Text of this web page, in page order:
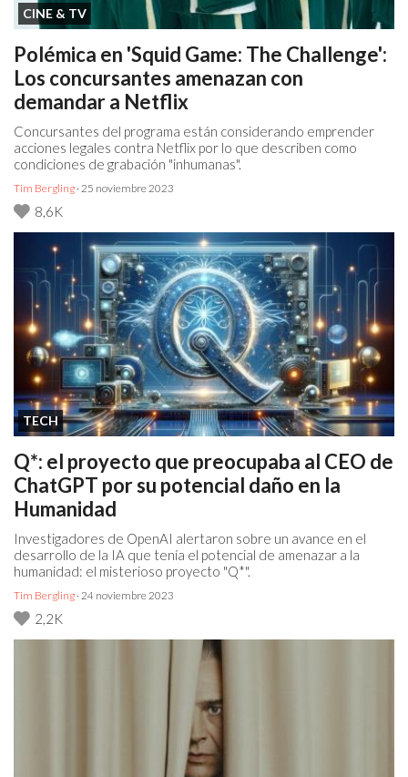
CINE & TV
Polémica en 'Squid Game: The Challenge':
Los concursantes amenazan con
demandar a Netflix
Concursantes del programa están considerando emprender
acciones legales contra Netflix por lo que describen como
condiciones de grabación "inhumanas".
Tim Bergling · 25 noviembre 2023
8,6K
TECH
Q*: el proyecto que preocupaba al CEO de
ChatGPT por su potencial daño en la
Humanidad
Investigadores de OpenAI alertaron sobre un avance en el
desarrollo de la IA que tenía el potencial de amenazar a la
humanidad: el misterioso proyecto "Q*".
Tim Bergling · 24 noviembre 2023
2,2K